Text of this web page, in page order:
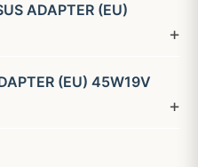
ADAPTER (EU)
(EU) 45W19V